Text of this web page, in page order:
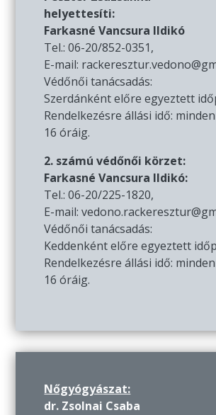
helyettesíti:
Farkasné Vancsura Ildikó
Tel.: 06-20/852-0351,
E-mail:
Védőnői tanácsadás:
Szerdánként előre egyeztett
Rendelkezésre állási idő:
16 óráig.
2. számú védőnői körzet:
Farkasné Vancsura Ildikó:
Tel.: 06-20/225-1820,
E-mail:
Védőnői tanácsadás:
Keddenként előre egyeztett
Rendelkezésre állási idő:
16 óráig.
Nőgyógyászat:
dr. Zsolnai Csaba